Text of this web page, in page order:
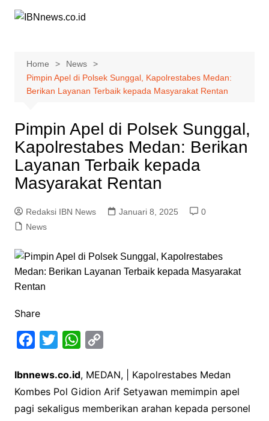
Home
News
Pimpin Apel di Polsek Sunggal, Kapolrestabes Medan:
Berikan Layanan Terbaik kepada Masyarakat Rentan
Pimpin Apel di Polsek Sunggal,
Kapolrestabes Medan: Berikan
Layanan Terbaik kepada
Masyarakat Rentan
Redaksi IBN News Januari 8, 2025
0
News
Share
c
e
b
i
t
t
W
a
t
s
p
y
L
Ibnnews.co.id, MEDAN, | Kapolrestabes Medan
Kombes Pol Gidion Arif Setyawan memimpin apel
pagi sekaligus memberikan arahan kepada personel